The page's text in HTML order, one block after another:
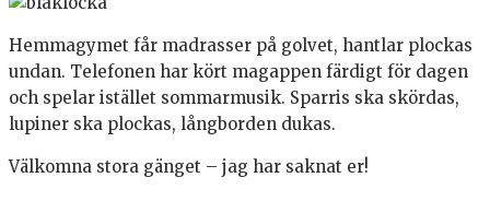
Hemmagymet får madrasser på golvet, hantlar plockas
undan. Telefonen har kört magappen färdigt för dagen
och spelar istället sommarmusik. Sparris ska skördas,
lupiner ska plockas, långborden dukas.
Välkomna stora gänget – jag har saknat er!